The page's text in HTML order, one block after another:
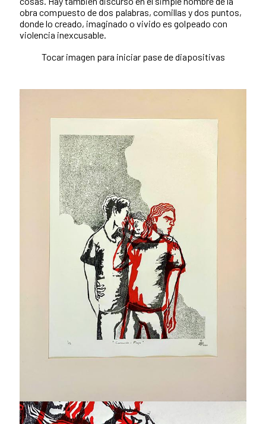
obra compuesto de dos palabras, comillas y dos puntos,
donde lo creado, imaginado o vivido es golpeado con
violencia inexcusable.
Tocar imagen para iniciar pase de diapositivas